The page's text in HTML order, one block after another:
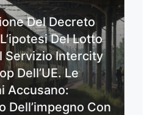
Del Decreto
Del Lotto
Servizio Intercity
Dell’UE. Le
Accusano:
Dell’impegno Con